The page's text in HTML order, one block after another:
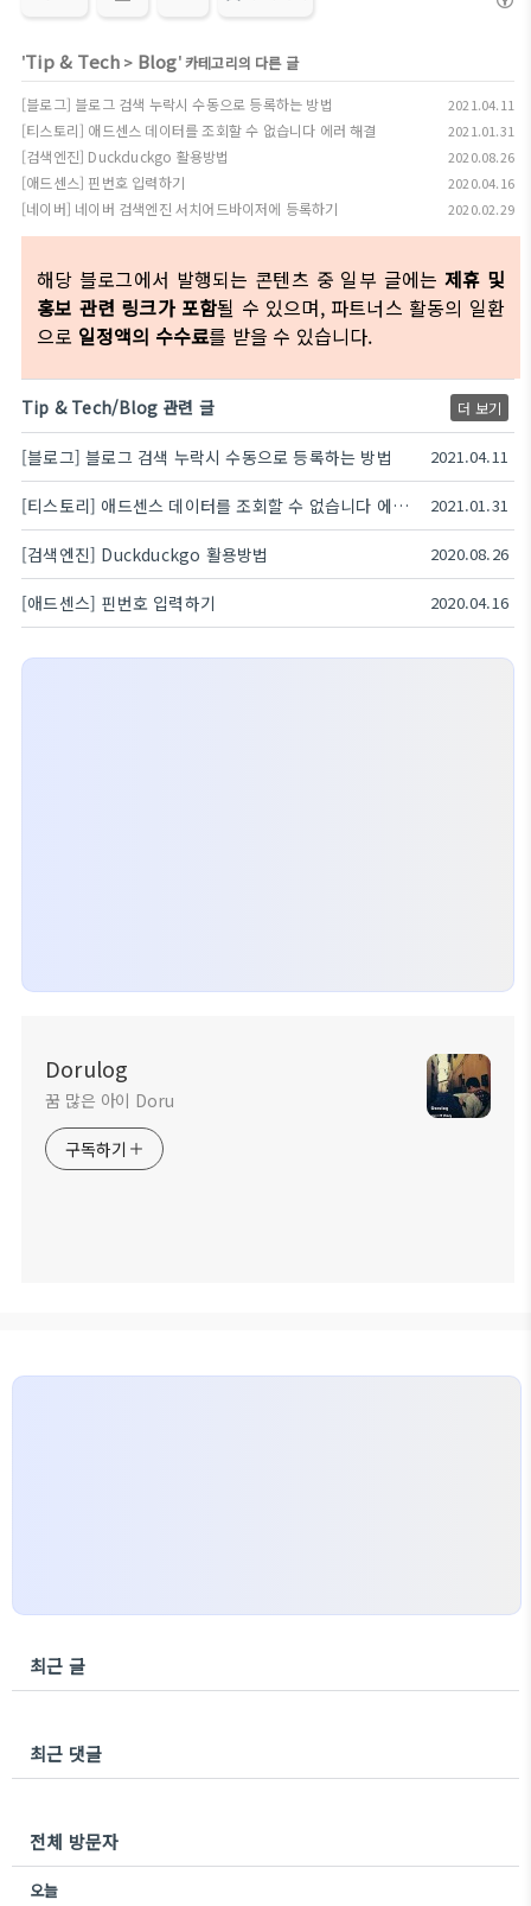
'Tip & Tech > Blog' 카테고리의 다른 글
[블로그] 블로그 검색 누락시 수동으로 등록하는 방법 2021.04.11
[티스토리] 애드센스 데이터를 조회할 수 없습니다 에러 해결 2021.01.31
[검색엔진] Duckduckgo 활용방법 2020.08.26
[애드센스] 핀번호 입력하기 2020.04.16
[네이버] 네이버 검색엔진 서치어드바이저에 등록하기 2020.02.29
해당 블로그에서 발행되는 콘텐츠 중 일부 글에는 제휴 및
홍보 관련 링크가 포함될 수 있으며, 파트너스 활동의 일환
으로 일정액의 수수료를 받을 수 있습니다.
Tip & Tech/Blog 관련 글 더 보기
[블로그] 블로그 검색 누락시 수동으로 등록하는 방법 2021.04.11
[티스토리] 애드센스 데이터를 조회할 수 없습니다 에러 해결 2021.01.31
[검색엔진] Duckduckgo 활용방법 2020.08.26
[애드센스] 핀번호 입력하기 2020.04.16
Dorulog
꿈 많은 아이 Doru
구독하기
최근 글
최근 댓글
전체 방문자
오늘